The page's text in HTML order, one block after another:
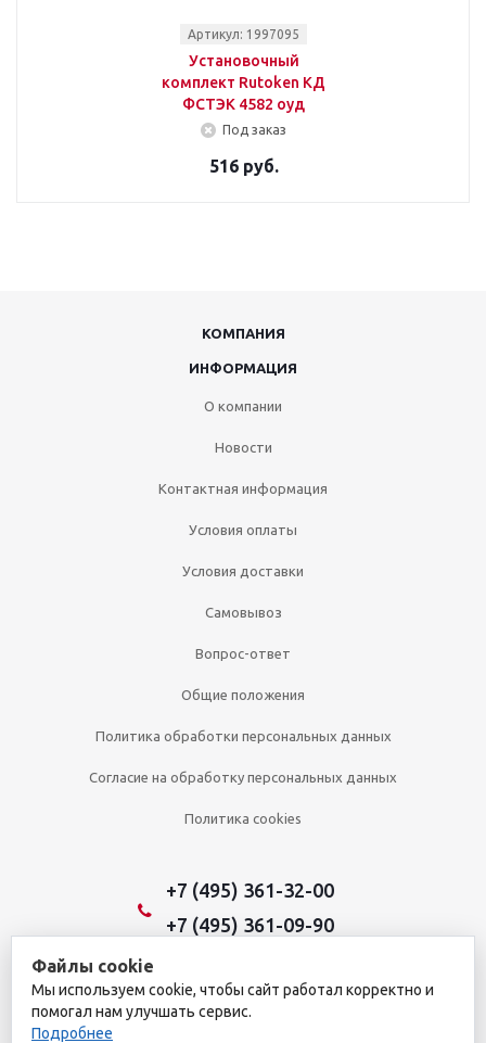
Артикул: 1997095
Установочный
комплект Rutoken КД
ФСТЭК 4582 оуд
Под заказ
516 руб.
КОМПАНИЯ
ИНФОРМАЦИЯ
О компании
Новости
Контактная информация
Условия оплаты
Условия доставки
Самовывоз
Вопрос-ответ
Общие положения
Политика обработки персональных данных
Согласие на обработку персональных данных
Политика cookies
+7 (495) 361-32-00
+7 (495) 361-09-90
2026 © Уникальный интернет-магазин
Обращаем ваше внимание на то, что данный интернет-сайт носит
Файлы cookie
Мы используем cookie, чтобы сайт работал корректно и
помогал нам улучшать сервис.
Подробнее